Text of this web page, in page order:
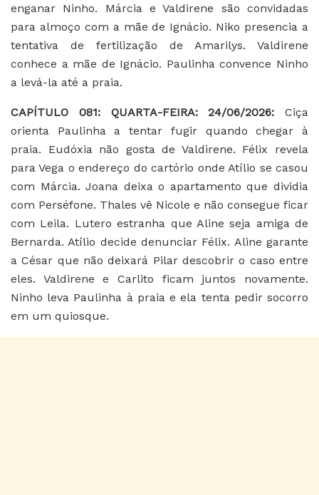
enganar Ninho. Márcia e Valdirene são convidadas
para almoço com a mãe de Ignácio. Niko presencia a
tentativa de fertilização de Amarilys. Valdirene
conhece a mãe de Ignácio. Paulinha convence Ninho
a levá-la até a praia.
CAPÍTULO 081: QUARTA-FEIRA: 24/06/2026: Ciça
orienta Paulinha a tentar fugir quando chegar à
praia. Eudóxia não gosta de Valdirene. Félix revela
para Vega o endereço do cartório onde Atílio se casou
com Márcia. Joana deixa o apartamento que dividia
com Perséfone. Thales vê Nicole e não consegue ficar
com Leila. Lutero estranha que Aline seja amiga de
Bernarda. Atílio decide denunciar Félix. Aline garante
a César que não deixará Pilar descobrir o caso entre
eles. Valdirene e Carlito ficam juntos novamente.
Ninho leva Paulinha à praia e ela tenta pedir socorro
em um quiosque.